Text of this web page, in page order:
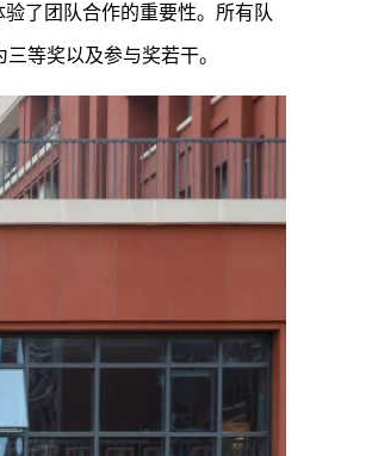
了团队合作的重要性。所有队
等奖以及参与奖若干。